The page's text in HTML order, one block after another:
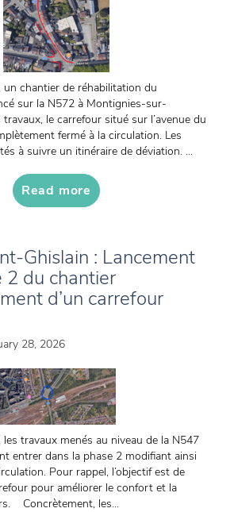
un chantier de réhabilitation du
sur la N572 à Montignies-sur-
le carrefour situé sur l’avenue du
fermé à la circulation. Les
à suivre un itinéraire de déviation. ...
Read more
Ghislain : Lancement
2 du chantier
d’un carrefour
28, 2026
travaux menés au niveau de la N547
entrer dans la phase 2 modifiant ainsi
Pour rappel, l’objectif est de
pour améliorer le confort et la
Concrètement, les...